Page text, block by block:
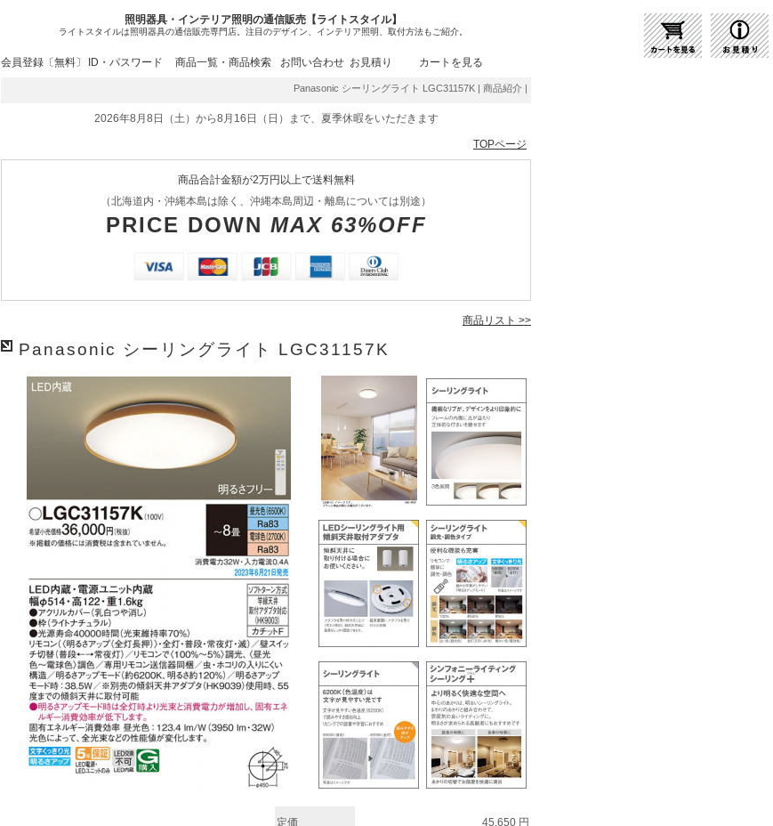
照明器具・インテリア照明の通信販売【ライトスタイル】
ライトスタイルは照明器具の通信販売専門店。注目のデザイン、インテリア照明、取付方法もご紹介。
会員登録〔無料〕 ID・パスワード 商品一覧・商品検索 お問い合わせ お見積り カートを見る
Panasonic シーリングライト LGC31157K | 商品紹介 | 照明器具の通販・インテリア照明の通信販売【ライトスタ
2026年8月8日（土）から8月16日（日）まで、夏季休暇をいただきます
TOPページ
商品合計金額が2万円以上で送料無料
（北海道内・沖縄本島は除く、沖縄本島周辺・離島については別途）
PRICE DOWN MAX 63%OFF
商品リスト >>
Panasonic シーリングライト LGC31157K
定価 45,650 円